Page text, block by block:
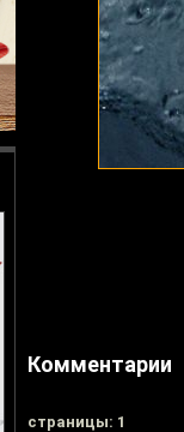
Комментарии
cтраницы: 1